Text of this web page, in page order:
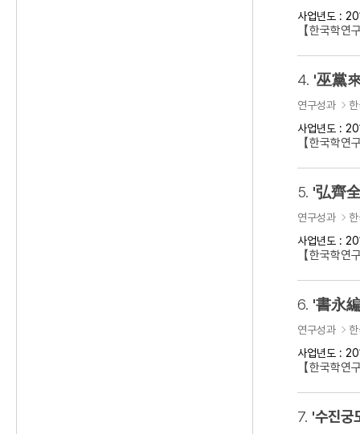
사업년도 :
【한국학
4. '巫黨
연구성과
사업년도 :
【한국학
5. '弘齊
연구성과
사업년도 :
【한국학
6. '書永
연구성과
사업년도 :
【한국학
7. '수진